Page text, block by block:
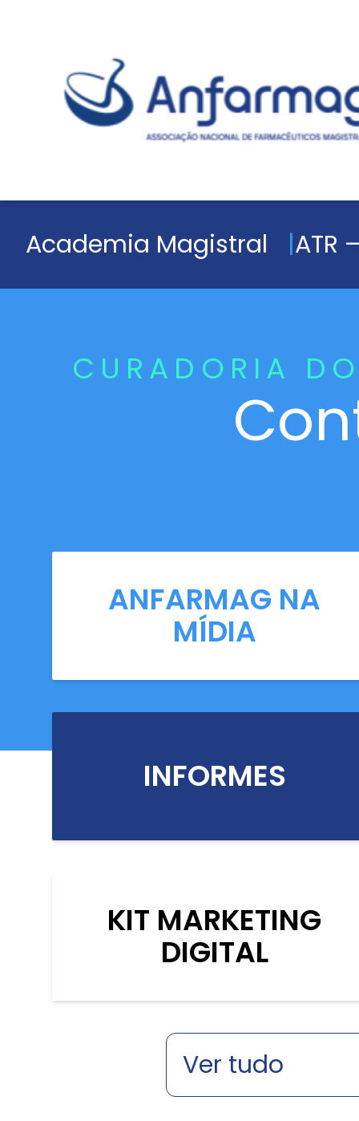
Academia Magistral ATR
CURADORIA
ANFARMAG NA
MÍDIA
INFORMES
KIT MARKETING
DIGITAL